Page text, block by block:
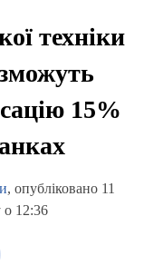
техніки
15%
, опубліковано 11
о 12:36